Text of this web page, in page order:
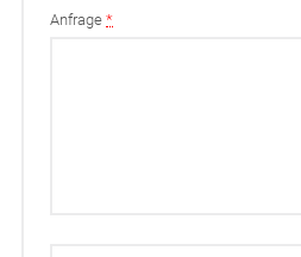
Anfrage*